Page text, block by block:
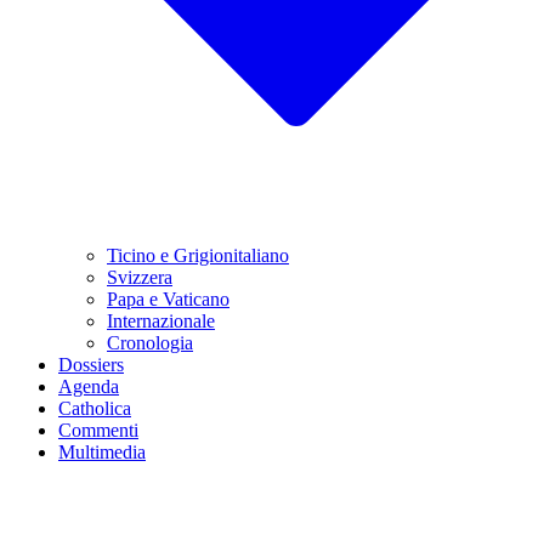
Ticino e Grigionitaliano
Svizzera
Papa e Vaticano
Internazionale
Cronologia
Dossiers
Agenda
Catholica
Commenti
Multimedia